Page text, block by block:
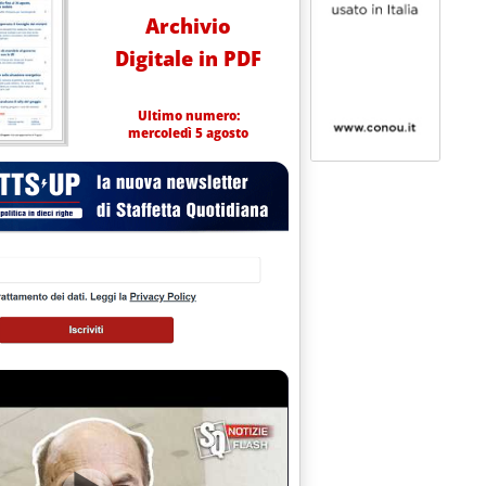
Archivio
Digitale in PDF
Ultimo numero:
mercoledì 5 agosto